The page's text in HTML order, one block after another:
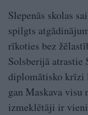
Slepenās skolas
spilgts
rīkoties bez
Solsberijā
diplomātisko krīzi
gan Maskava
izmeklētāji ir